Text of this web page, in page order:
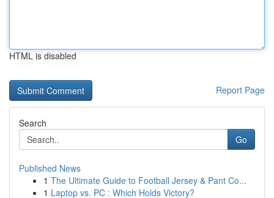
HTML is disabled
Report Page
Search
Go
Published News
1 The Ultimate Guide to Football Jersey & Pant Co...
1 Laptop vs. PC : Which Holds Victory?